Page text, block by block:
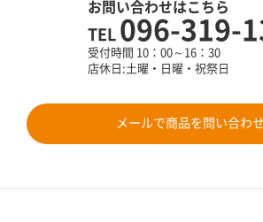
お問い合わせはこちら
TEL 096-319-
受付時間 10：00～16：30
店休日:土曜・日曜・祝祭日
メールで商品を問い合わ